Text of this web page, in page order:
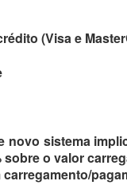
(Visa e
novo sistema
sobre o valor